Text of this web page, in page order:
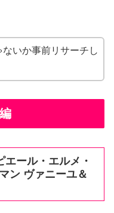
いか事前リサーチし
ール・エルメ・
ン ヴァニーユ＆